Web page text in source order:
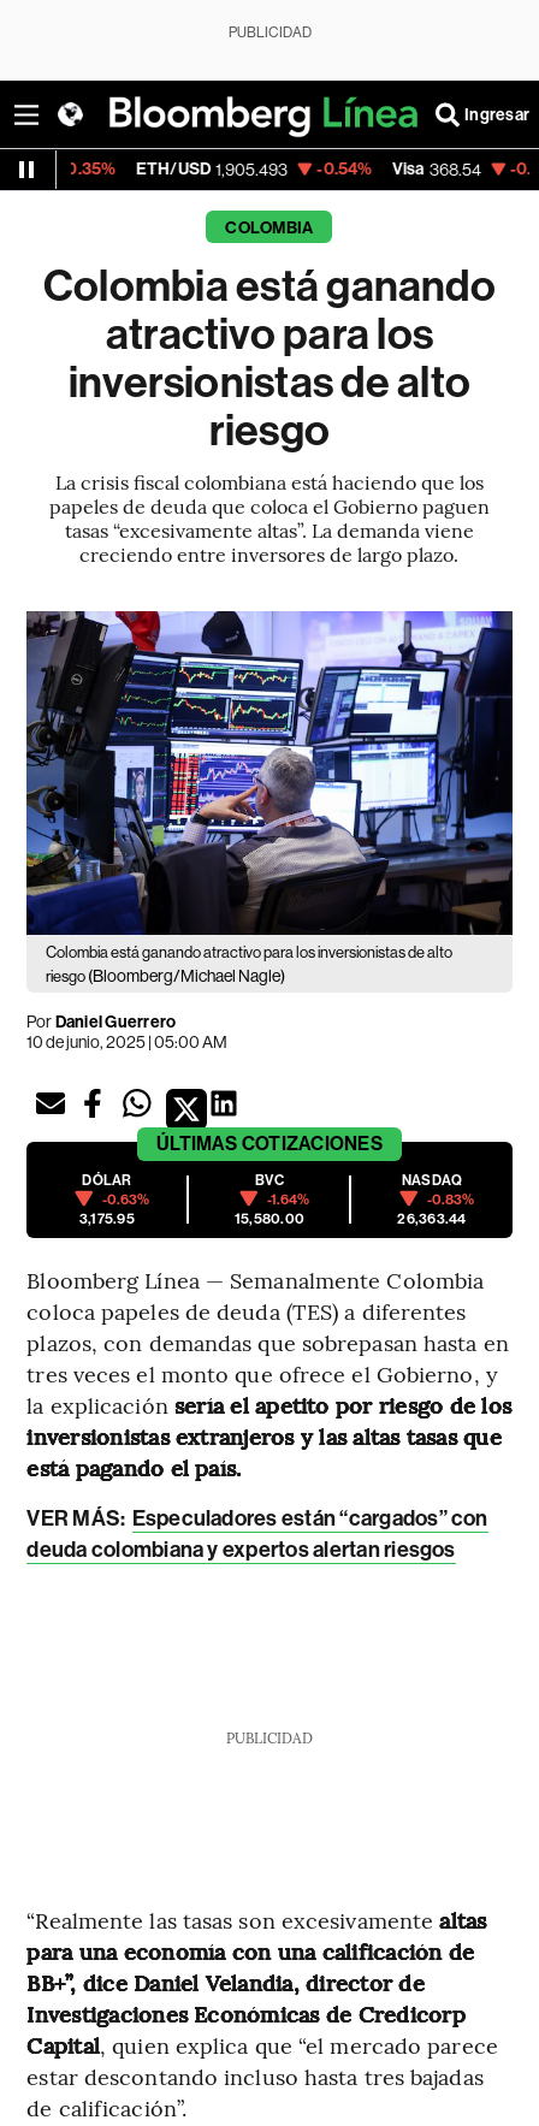
PUBLICIDAD
Ingresar
ETH/USD 1,905.493 -0.54% Visa 368.54 -0.28%
COLOMBIA
Colombia está ganando
atractivo para los
inversionistas de alto
riesgo
La crisis fiscal colombiana está haciendo que los
papeles de deuda que coloca el Gobierno paguen
tasas “excesivamente altas”. La demanda viene
creciendo entre inversores de largo plazo.
Colombia está ganando atractivo para los inversionistas de alto
riesgo (Bloomberg/Michael Nagle)
PorDaniel Guerrero
10 de junio, 2025 | 05:00 AM
ÚLTIMAS COTIZACIONES
DÓLAR
-0.63%
3,175.95
BVC
-1.64%
15,580.00
NASDAQ
-0.83%
26,363.44
Bloomberg Línea — Semanalmente Colombia
coloca papeles de deuda (TES) a diferentes
plazos, con demandas que sobrepasan hasta en
tres veces el monto que ofrece el Gobierno, y
la explicación sería el apetito por riesgo de los
inversionistas extranjeros y las altas tasas que
está pagando el país.
VER MÁS: Especuladores están “cargados” con
deuda colombiana y expertos alertan riesgos
PUBLICIDAD
“Realmente las tasas son excesivamente altas
para una economía con una calificación de
BB+”, dice Daniel Velandia, director de
Investigaciones Económicas de Credicorp
Capital, quien explica que “el mercado parece
estar descontando incluso hasta tres bajadas
de calificación”.